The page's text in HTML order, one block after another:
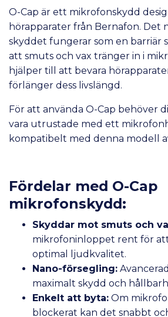
O-Cap är ett mikrofonskydd
hörapparater från Bernafon. Det
skyddet fungerar som en barriär
att smuts och vax tränger in i
hjälper till att bevara
förlänger dess livslängd.
För att använda O-Cap behöver
vara utrustade med ett
kompatibelt med denna modell
Fördelar med O-Cap
mikrofonskydd:
Skyddar mot smuts och
mikrofoninloppet rent för
optimal ljudkvalitet.
Nano-försegling:
maximalt skydd och
Enkelt att byta: Om
blockerat kan det snabbt